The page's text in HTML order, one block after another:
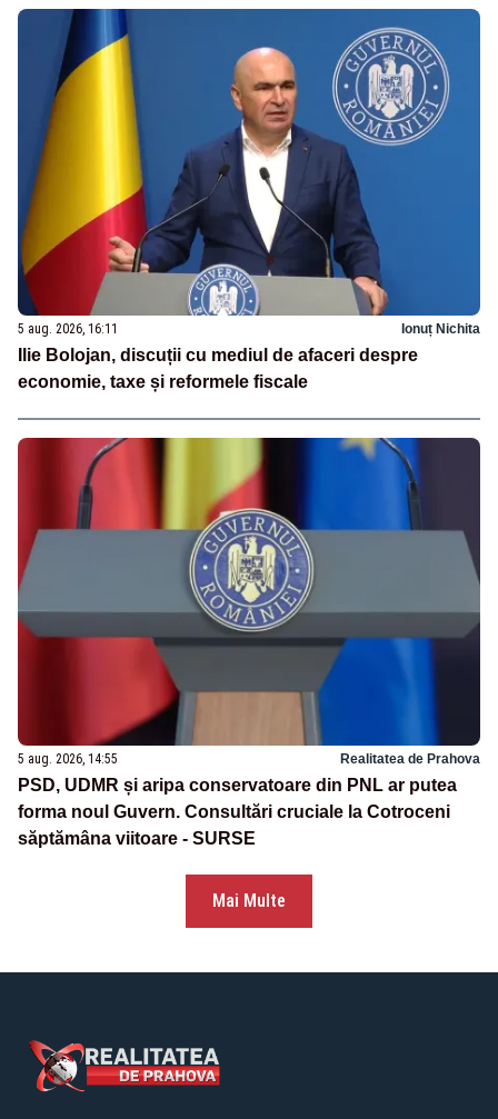
5 aug. 2026, 16:11 Ionuț Nichita
Ilie Bolojan, discuții cu mediul de afaceri despre
economie, taxe și reformele fiscale
5 aug. 2026, 14:55 Realitatea de Prahova
PSD, UDMR și aripa conservatoare din PNL ar putea
forma noul Guvern. Consultări cruciale la Cotroceni
săptămâna viitoare - SURSE
Mai Multe